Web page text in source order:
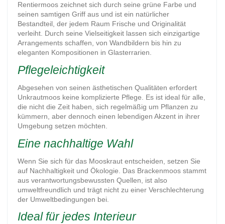
Rentiermoos zeichnet sich durch seine grüne Farbe und
seinen samtigen Griff aus und ist ein natürlicher
Bestandteil, der jedem Raum Frische und Originalität
verleiht. Durch seine Vielseitigkeit lassen sich einzigartige
Arrangements schaffen, von Wandbildern bis hin zu
eleganten Kompositionen in Glasterrarien.
Pflegeleichtigkeit
Abgesehen von seinen ästhetischen Qualitäten erfordert
Unkrautmoos keine komplizierte Pflege. Es ist ideal für alle,
die nicht die Zeit haben, sich regelmäßig um Pflanzen zu
kümmern, aber dennoch einen lebendigen Akzent in ihrer
Umgebung setzen möchten.
Eine nachhaltige Wahl
Wenn Sie sich für das Mooskraut entscheiden, setzen Sie
auf Nachhaltigkeit und Ökologie. Das Brackenmoos stammt
aus verantwortungsbewussten Quellen, ist also
umweltfreundlich und trägt nicht zu einer Verschlechterung
der Umweltbedingungen bei.
Ideal für jedes Interieur